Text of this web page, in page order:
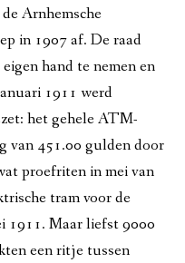
Arnhemsche
in 1907 af. De raad
hand te nemen en
1911 werd
het gehele ATM-
van 451.00 gulden door
proefriten in mei van
tram voor de
1911. Maar liefst 9000
een ritje tussen